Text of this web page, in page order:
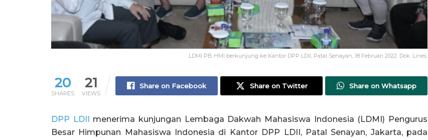
LDMI PB HMI berkunjung ke Kantor DPP LDII, Patal Senayan, 18 Februari 2022. Dok. Lines.
20
SHARES
21
VIEWS
Share on Facebook Share on Twitter Share on Whatsapp
DPP LDII menerima kunjungan Lembaga Dakwah Mahasiswa Indonesia (LDMI) Pengurus
Besar Himpunan Mahasiswa Indonesia di Kantor DPP LDII, Patal Senayan, Jakarta, pada